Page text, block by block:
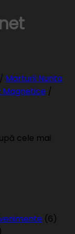
/ Marturii Nunta
Magnetice /
cele mai
(6)